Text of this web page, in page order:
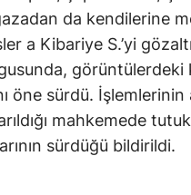
da kendilerine
a Kibariye S.’yi
görüntülerdeki
öne sürdü. İşlemlerinin
mahkemede
sürdüğü bildirildi.